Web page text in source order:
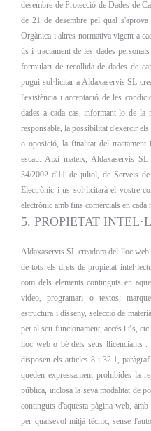
desembre de Protecció de Dades de
de 21 de desembre pel qual
Orgànica i altres normativa vigent a
ús i tractament de les dades
formulari de recollida de dades de
pugui sol·licitar a Aldaxaservis SL
l'existència i acceptació de les
dades a cada cas, informant-lo de la
responsable, la possibilitat d'exercir
o oposició, la finalitat del tractament
escau. Així mateix, Aldaxaservis
34/2002 d'11 de juliol, de Serveis
Electrònic i us sol·licitarà el vostre
electrònic amb fins comercials en cada
5. PROPIETAT
Aldaxaservis SL creadora del lloc
de tots els drets de propietat
com dels elements continguts en
vídeo, programari o textos;
estructura i disseny, selecció de
per al seu funcionament, accés i ús,
lloc web o bé dels seus llicenciants
disposen els articles 8 i 32.1,
queden expressament prohibides la
pública, inclosa la seva modalitat de
continguts d'aquesta pàgina web,
per qualsevol mitjà tècnic, sense